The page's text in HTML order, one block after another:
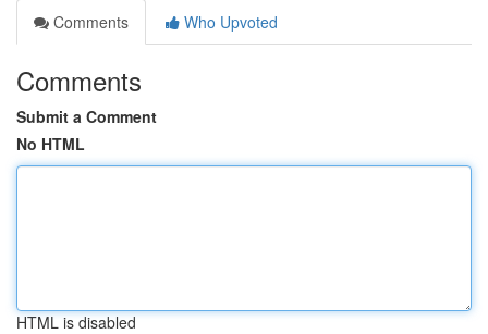
Comments
Who Upvoted
Comments
Submit a Comment
No HTML
HTML is disabled